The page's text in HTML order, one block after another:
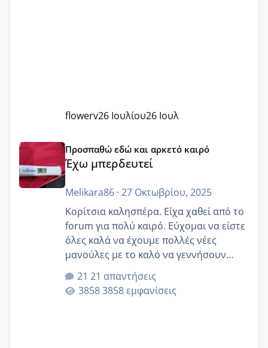
flowerv26 Ιουλίου26 Ιουλ
Έχω μπερδευτεί
Προσπαθώ εδώ και αρκετό καιρό
Έχω μπερδευτεί
Melikara86· 27 Οκτωβρίου, 2025
Κορίτσια καλησπέρα. Είχα χαθεί από το
forum για πολύ καιρό. Εύχομαι να είστε
όλες καλά να έχουμε πολλές νέες
μανούλες με το καλό να γεννήσουν
αυτές που ήδη περιμένουν. Να πάρουν
γερα μωράκια στην αγκαλίτσα τους
🙏🏼🙏🏼 Ας πάμε λοιπόν στο θέμα μου.
21 απαντήσεις
3858 εμφανίσεις